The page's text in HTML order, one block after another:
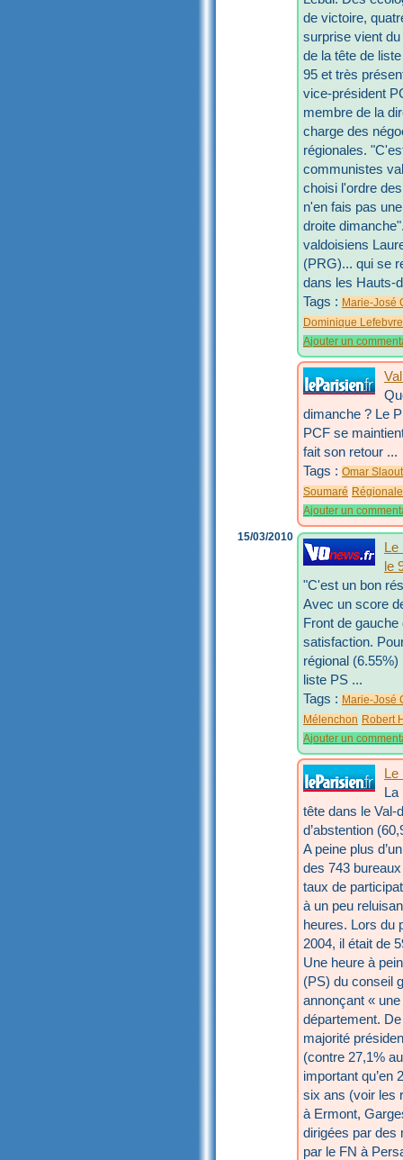
de victoire,
surprise vient
de la tête de
95 et très
vice-président
membre de la
charge des
régionales.
communistes
choisi l'ordre
n'en fais pas
droite
valdoisiens
(PRG)... qui se
dans les Hauts-
Tags : Marie-José
Dominique Lefebvre
Ajouter un
dimanche ? Le
PCF se
fait son retour ...
Tags : Omar
Soumaré
Ajouter un
15/03/2010
le
"C'est un bon
Avec un score
Front de
satisfaction.
régional
liste PS ...
Tags : Marie-José
Mélenchon Robert
Ajouter un
tête dans le Val-
d’abstention
A peine plus
des 743
taux de
à un peu
heures. Lors du
2004, il était de
Une heure à
(PS) du conseil
annonçant «
département.
majorité
(contre 27,1%
important qu’en
six ans (voir les
à Ermont,
dirigées par
par le FN à